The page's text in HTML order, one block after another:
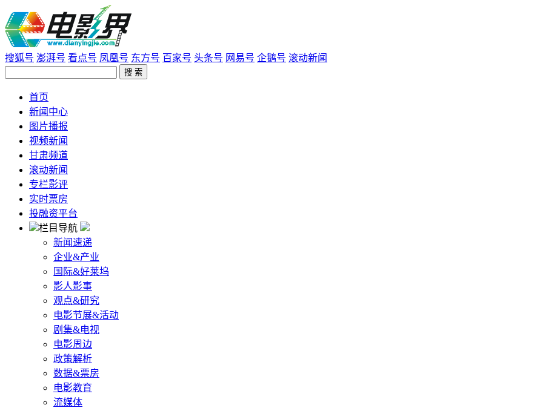
搜狐号 澎湃号 看点号 凤凰号 东方号 百家号 头条号 网易号 企鹅号 滚动新闻
首页
新闻中心
图片播报
视频新闻
甘肃频道
滚动新闻
专栏影评
实时票房
投融资平台
栏目导航
新闻速递
企业&产业
国际&好莱坞
影人影事
观点&研究
电影节展&活动
剧集&电视
电影周边
政策解析
数据&票房
电影教育
流媒体